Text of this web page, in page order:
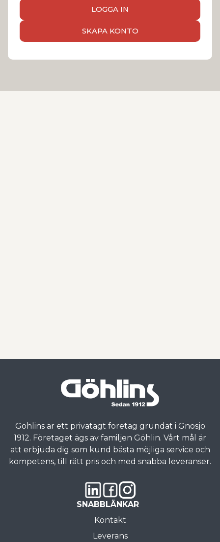
LOGGA IN
SKAPA KONTO
Göhlins är ett privatägt företag grundat i Gnosjö
1912. Företaget ägs av familjen Göhlin. Vårt mål är
att erbjuda dig som kund bästa möjliga service och
kompetens, till rätt pris och med snabba leveranser.
SNABBLÄNKAR
Kontakt
Leverans